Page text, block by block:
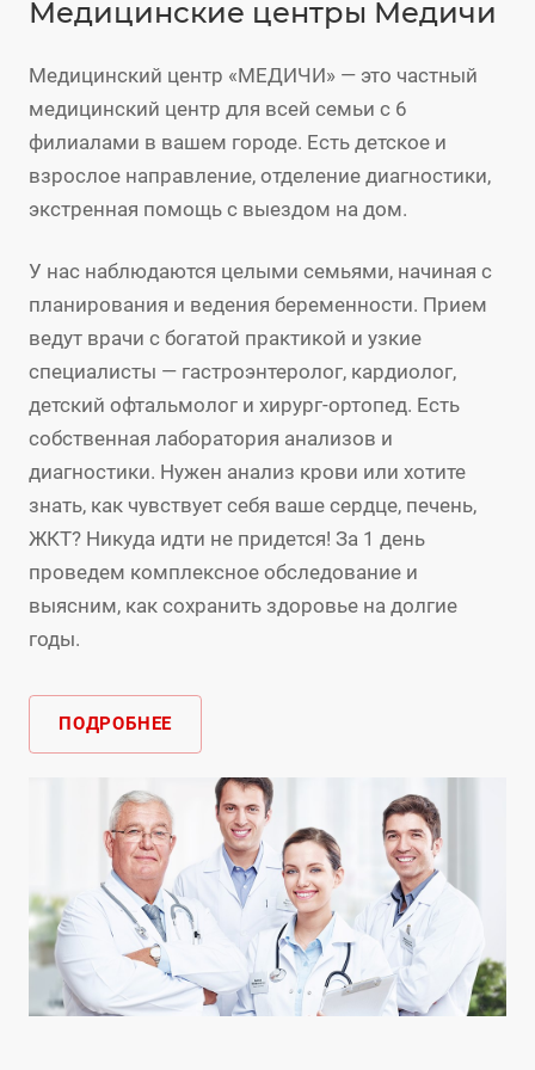
Медицинские центры Медичи
Медицинский центр «МЕДИЧИ» — это частный
медицинский центр для всей семьи с 6
филиалами в вашем городе. Есть детское и
взрослое направление, отделение диагностики,
экстренная помощь с выездом на дом.
У нас наблюдаются целыми семьями, начиная с
планирования и ведения беременности. Прием
ведут врачи с богатой практикой и узкие
специалисты — гастроэнтеролог, кардиолог,
детский офтальмолог и хирург-ортопед. Есть
собственная лаборатория анализов и
диагностики. Нужен анализ крови или хотите
знать, как чувствует себя ваше сердце, печень,
ЖКТ? Никуда идти не придется! За 1 день
проведем комплексное обследование и
выясним, как сохранить здоровье на долгие
годы.
ПОДРОБНЕЕ